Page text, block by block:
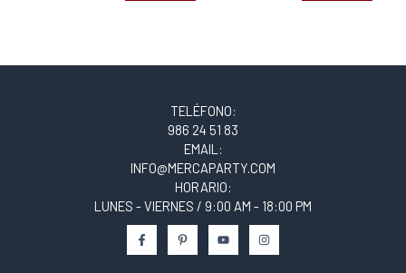
TELÉFONO:
986 24 51 83
EMAIL:
INFO@MERCAPARTY.COM
HORARIO:
LUNES - VIERNES / 9:00 AM - 18:00 PM